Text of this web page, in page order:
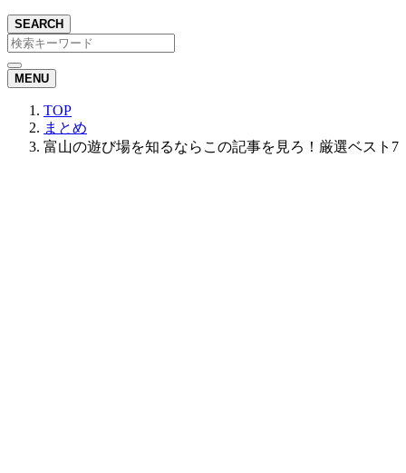
SEARCH
MENU
TOP
まとめ
富山の遊び場を知るならこの記事を見ろ！厳選ベスト7